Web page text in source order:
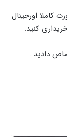
کاملا اورجینال
کنید.
دادید .